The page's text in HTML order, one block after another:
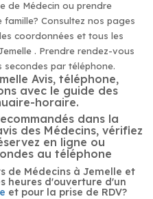
de Médecin ou prendre
Consultez nos pages
coordonnées et tous les
. Prendre rendez-vous
secondes par téléphone.
Avis, téléphone,
avec le guide des
horaire.
dans la
des Médecins, vérifiez
en ligne ou
au téléphone
de Médecins à Jemelle et
heures d'ouverture d'un
et pour la prise de RDV?